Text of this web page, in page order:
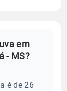
em
- MS?
é de 26